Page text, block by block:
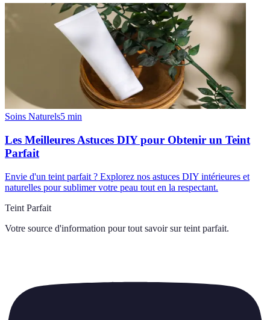
Soins Naturels5 min
Les Meilleures Astuces DIY pour Obtenir un Teint
Parfait
Envie d'un teint parfait ? Explorez nos astuces DIY intérieures et
naturelles pour sublimer votre peau tout en la respectant.
Teint Parfait
Votre source d'information pour tout savoir sur teint parfait.